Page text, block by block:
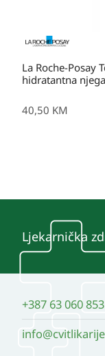
La Roche-Posay
hidratantna
40,50 KM
Ljekarnička
+387 63 060 853